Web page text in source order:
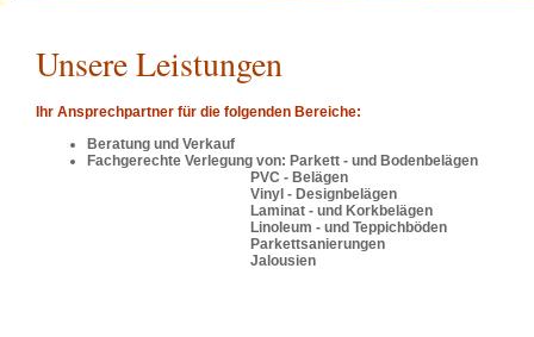
Unsere Leistungen
Ihr Ansprechpartner für die folgenden Bereiche:
Beratung und Verkauf
Fachgerechte Verlegung von: Parkett - und Bodenbelägen
PVC - Belägen
Vinyl - Designbelägen
Laminat - und Korkbelägen
Linoleum - und Teppichböden
Parkettsanierungen
Jalousien